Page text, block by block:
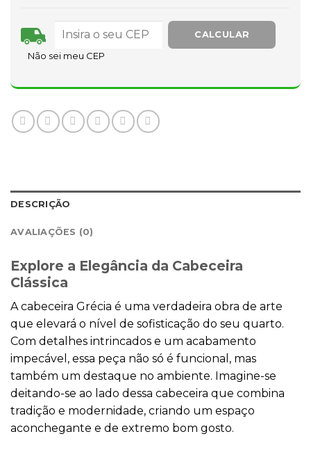
Não sei meu CEP
DESCRIÇÃO
AVALIAÇÕES (0)
Explore a Elegância da Cabeceira
Clássica
A cabeceira Grécia é uma verdadeira obra de arte
que elevará o nível de sofisticação do seu quarto.
Com detalhes intrincados e um acabamento
impecável, essa peça não só é funcional, mas
também um destaque no ambiente. Imagine-se
deitando-se ao lado dessa cabeceira que combina
tradição e modernidade, criando um espaço
aconchegante e de extremo bom gosto.